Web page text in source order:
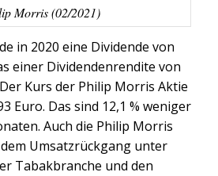
Morris (02/2021)
in 2020 eine Dividende von
einer Dividendenrendite von
Kurs der Philip Morris Aktie
Euro. Das sind 12,1 % weniger
Auch die Philip Morris
Umsatzrückgang unter
Tabakbranche und den